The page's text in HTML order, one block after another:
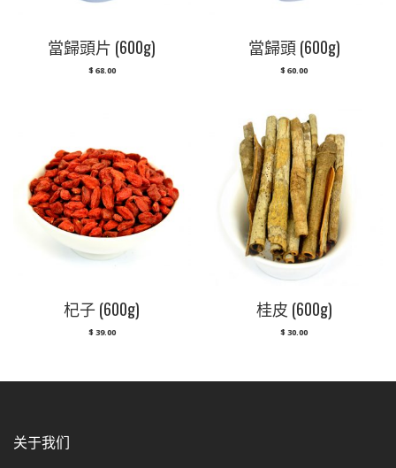
當歸頭片 (600g)
$68.00
當歸頭 (600g)
$60.00
杞子 (600g)
$39.00
桂皮 (600g)
$30.00
关于我们